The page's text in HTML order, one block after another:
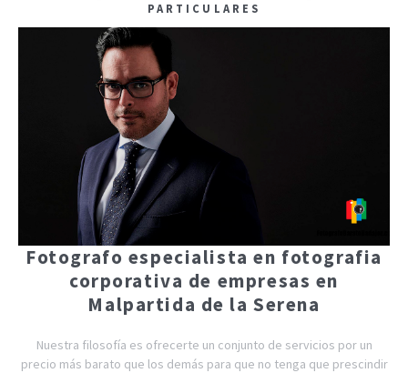
PARTICULARES
Fotografo especialista en fotografia
corporativa de empresas en
Malpartida de la Serena
Nuestra filosofía es ofrecerte un conjunto de servicios por un
precio más barato que los demás para que no tenga que prescindir